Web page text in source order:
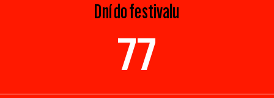
Dní do festivalu
77